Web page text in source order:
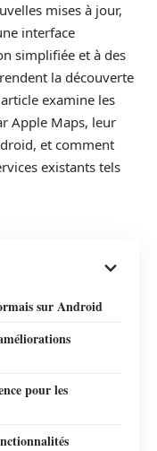
mises à jour,
interface
simplifiée et à des
la découverte
examine les
Apple Maps, leur
et comment
existants tels
sur Android
pour les